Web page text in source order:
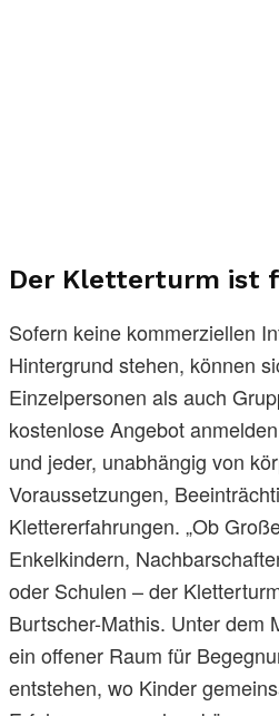
Der Kletterturm ist
Sofern keine kommerziellen
Hintergrund stehen, können
Einzelpersonen als auch
kostenlose Angebot
und jeder, unabhängig von
Voraussetzungen,
Klettererfahrungen. „Ob
Enkelkindern,
oder Schulen – der
Burtscher-Mathis. Unter dem
ein offener Raum für
entstehen, wo Kinder